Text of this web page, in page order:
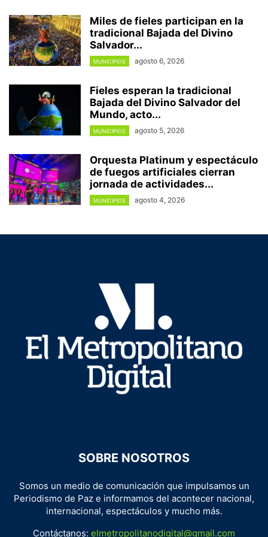
Miles de fieles participan en la
tradicional Bajada del Divino
Salvador...
MUNICIPIOS agosto 6, 2026
Fieles esperan la tradicional
Bajada del Divino Salvador del
Mundo, acto...
MUNICIPIOS agosto 5, 2026
Orquesta Platinum y espectáculo
de fuegos artificiales cierran
jornada de actividades...
MUNICIPIOS agosto 4, 2026
SOBRE NOSOTROS
Somos un medio de comunicación que impulsamos un
Periodismo de Paz e informamos del acontecer nacional,
internacional, espectáculos y mucho más.
Contáctanos: elmetropolitanodigital@gmail.com